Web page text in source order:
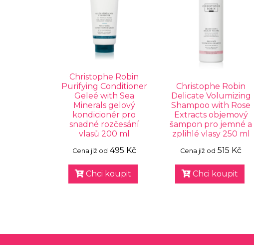
Christophe Robin
Purifying Conditioner
Geleé with Sea
Minerals gelový
kondicionér pro
snadné rozčesání
vlasů 200 ml
Cena již od 495 Kč
Chci koupit
Christophe Robin
Delicate Volumizing
Shampoo with Rose
Extracts objemový
šampon pro jemné a
zplihlé vlasy 250 ml
Cena již od 515 Kč
Chci koupit